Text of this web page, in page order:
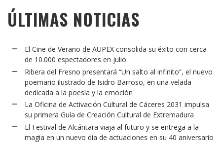
ÚLTIMAS NOTICIAS
El Cine de Verano de AUPEX consolida su éxito con cerca
de 10.000 espectadores en julio
Ribera del Fresno presentará “Un salto al infinito”, el nuevo
poemario ilustrado de Isidro Barroso, en una velada
dedicada a la poesía y la emoción
La Oficina de Activación Cultural de Cáceres 2031 impulsa
su primera Guía de Creación Cultural de Extremadura
El Festival de Alcántara viaja al futuro y se entrega a la
magia en un nuevo día de actuaciones en su 40 aniversario